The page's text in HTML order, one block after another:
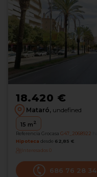
18.420 €
Mataró, undefined
15 m2
Referencia Grocasa G47_2068922
Hipoteca desde 62,85 €
Interesados0
686 76 28 34